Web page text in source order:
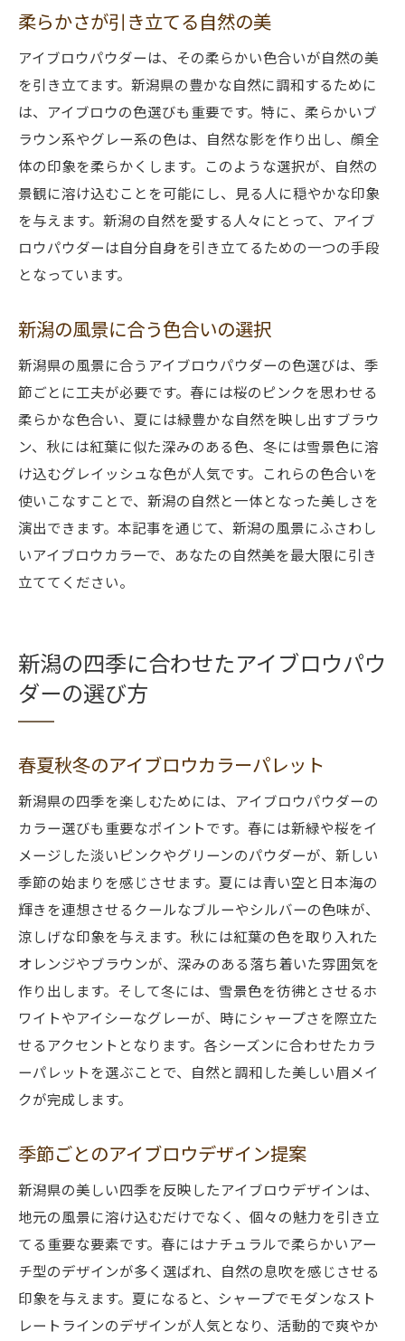
柔らかさが引き立てる自然の美
アイブロウパウダーは、その柔らかい色合いが自然の美
を引き立てます。新潟県の豊かな自然に調和するために
は、アイブロウの色選びも重要です。特に、柔らかいブ
ラウン系やグレー系の色は、自然な影を作り出し、顔全
体の印象を柔らかくします。このような選択が、自然の
景観に溶け込むことを可能にし、見る人に穏やかな印象
を与えます。新潟の自然を愛する人々にとって、アイブ
ロウパウダーは自分自身を引き立てるための一つの手段
となっています。
新潟の風景に合う色合いの選択
新潟県の風景に合うアイブロウパウダーの色選びは、季
節ごとに工夫が必要です。春には桜のピンクを思わせる
柔らかな色合い、夏には緑豊かな自然を映し出すブラウ
ン、秋には紅葉に似た深みのある色、冬には雪景色に溶
け込むグレイッシュな色が人気です。これらの色合いを
使いこなすことで、新潟の自然と一体となった美しさを
演出できます。本記事を通じて、新潟の風景にふさわし
いアイブロウカラーで、あなたの自然美を最大限に引き
立ててください。
新潟の四季に合わせたアイブロウパウ
ダーの選び方
春夏秋冬のアイブロウカラーパレット
新潟県の四季を楽しむためには、アイブロウパウダーの
カラー選びも重要なポイントです。春には新緑や桜をイ
メージした淡いピンクやグリーンのパウダーが、新しい
季節の始まりを感じさせます。夏には青い空と日本海の
輝きを連想させるクールなブルーやシルバーの色味が、
涼しげな印象を与えます。秋には紅葉の色を取り入れた
オレンジやブラウンが、深みのある落ち着いた雰囲気を
作り出します。そして冬には、雪景色を彷彿とさせるホ
ワイトやアイシーなグレーが、時にシャープさを際立た
せるアクセントとなります。各シーズンに合わせたカラ
ーパレットを選ぶことで、自然と調和した美しい眉メイ
クが完成します。
季節ごとのアイブロウデザイン提案
新潟県の美しい四季を反映したアイブロウデザインは、
地元の風景に溶け込むだけでなく、個々の魅力を引き立
てる重要な要素です。春にはナチュラルで柔らかいアー
チ型のデザインが多く選ばれ、自然の息吹を感じさせる
印象を与えます。夏になると、シャープでモダンなスト
レートラインのデザインが人気となり、活動的で爽やか